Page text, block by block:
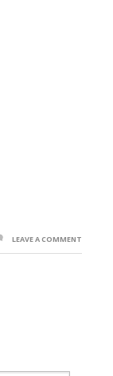
LEAVE A COMMENT